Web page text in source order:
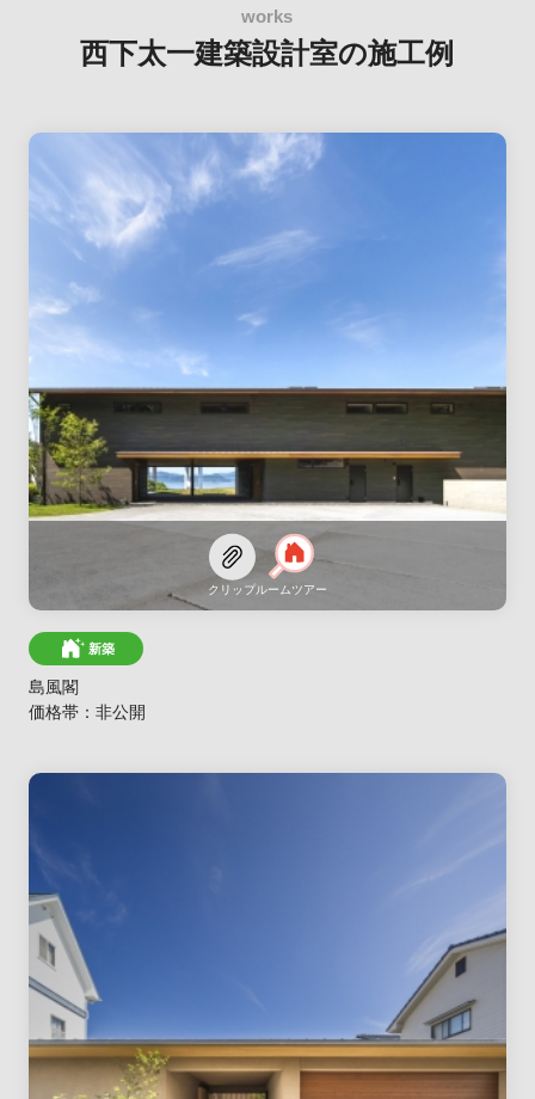
西下太一建築設計室の施工例
クリップルームツアー
新築
島風閣
価格帯：非公開